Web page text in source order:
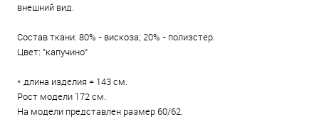
внешний вид.
Состав ткани: 80% - вискоза; 20% - полиэстер.
Цвет: "капучино"
* длина изделия = 143 см.
Рост модели 172 см.
На модели представлен размер 60/62.